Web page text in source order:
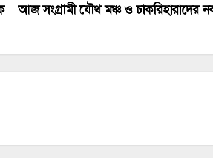
আজ সংগ্রামী যৌথ মঞ্চ ও চাকরিহারাদের